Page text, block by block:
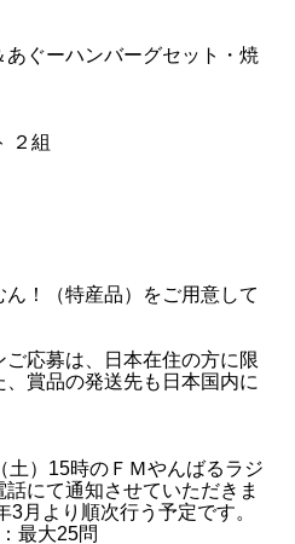
ぐーハンバーグセット・焼
２組
！（特産品）をご用意して
応募は、日本在住の方に限
賞品の発送先も日本国内に
土）15時のＦＭやんばるラジ
にて通知させていただきま
月より順次行う予定です。
最大25問